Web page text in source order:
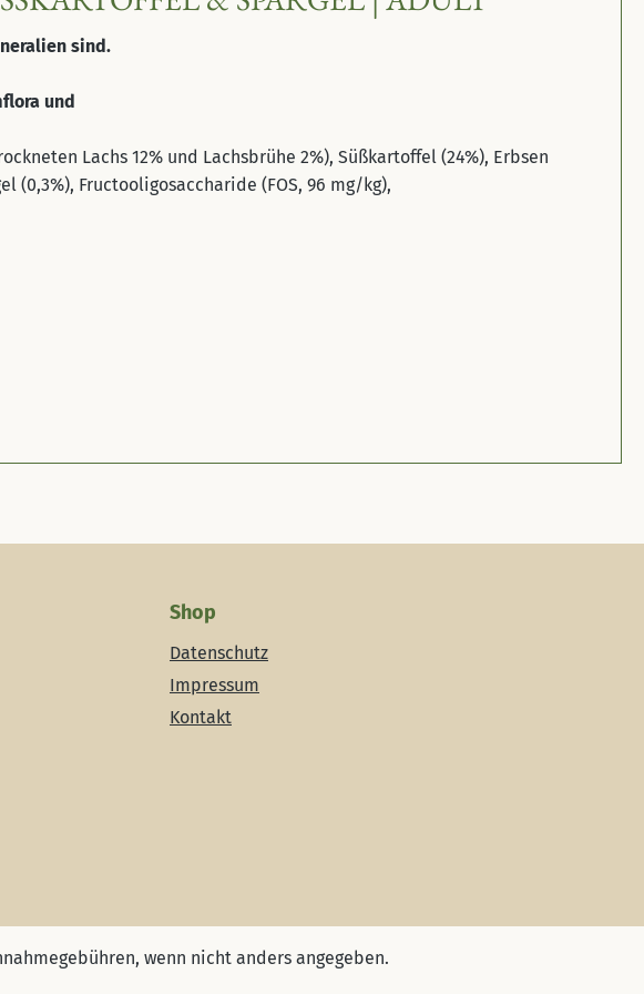
sind.
und
Lachs 12% und Lachsbrühe 2%), Süßkartoffel (24%), Erbsen
(0,3%), Fructooligosaccharide (FOS, 96 mg/kg),
Shop
Datenschutz
Impressum
Kontakt
wenn nicht anders angegeben.